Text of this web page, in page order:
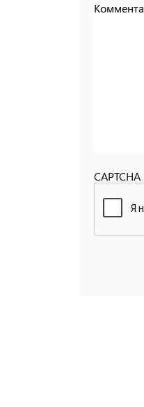
CAPTCHA